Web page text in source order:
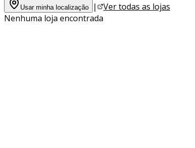
Usar minha localização |
Ver todas as lojas
Nenhuma loja encontrada